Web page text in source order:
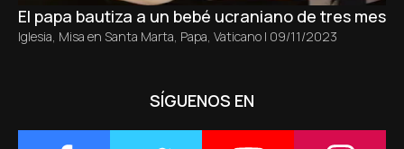
El papa bautiza a un bebé ucraniano de tres
Iglesia, Misa en Santa Marta, Papa, Vaticano | 09/11/2023
SÍGUENOS EN